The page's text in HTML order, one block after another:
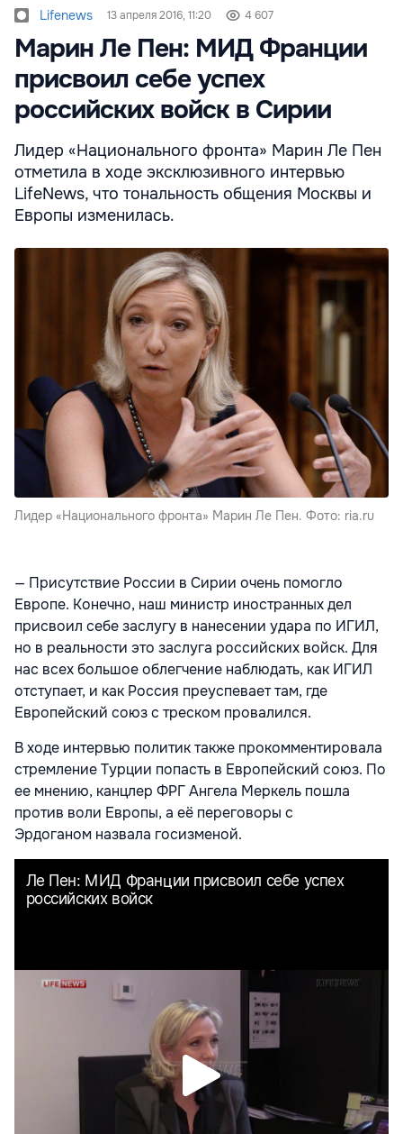
Lifenews 13 апреля 2016, 11:20 4 607
Марин Ле Пен: МИД Франции
присвоил себе успех
российских войск в Сирии
Лидер «Национального фронта» Марин Ле Пен
отметила в ходе эксклюзивного интервью
LifeNews, что тональность общения Москвы и
Европы изменилась.
Лидер «Национального фронта» Марин Ле Пен. Фото: ria.ru
— Присутствие России в Сирии очень помогло
Европе. Конечно, наш министр иностранных дел
присвоил себе заслугу в нанесении удара по ИГИЛ,
но в реальности это заслуга российских войск. Для
нас всех большое облегчение наблюдать, как ИГИЛ
отступает, и как Россия преуспевает там, где
Европейский союз с треском провалился.
В ходе интервью политик также прокомментировала
стремление Турции попасть в Европейский союз. По
ее мнению, канцлер ФРГ Ангела Меркель пошла
против воли Европы, а её переговоры с
Эрдоганом назвала госизменой.